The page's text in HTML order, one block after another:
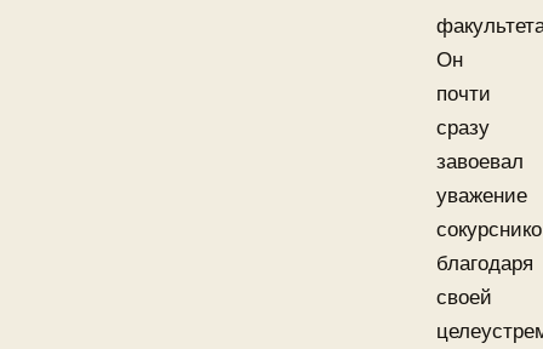
Он
почти
сразу
завоевал
уважение
благодаря
своей